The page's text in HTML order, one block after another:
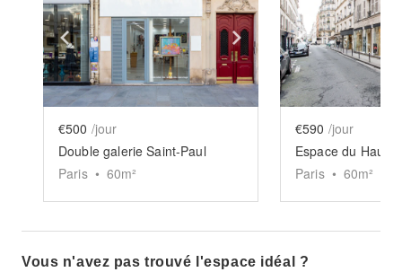
Show previous slide Show next slide
€500 /jour
Double galerie Saint-Paul
Paris • 60m²
Show
€590 /jour
Espace du Haut
Paris • 60m²
Vous n'avez pas trouvé l'espace idéal ?